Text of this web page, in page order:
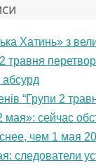
Хатинь» з
травня
абсурд
“Групи 2
мая»: сейчас
чем 1 мая
следователи